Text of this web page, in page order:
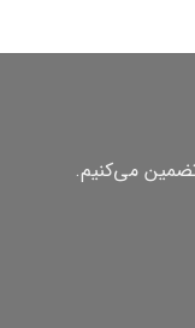
می‌کنیم.